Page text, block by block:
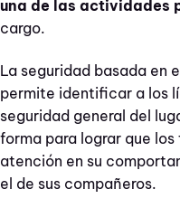
una de las actividades
cargo.
La seguridad basada en
permite identificar a los
seguridad general del
forma para lograr que
atención en su
el de sus compañeros.